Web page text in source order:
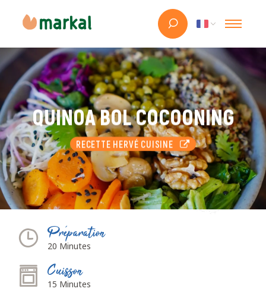
QUINOA BOL COCOONING
RECETTE HERVÉ CUISINE
Préparation
20 Minutes
Cuisson
15 Minutes